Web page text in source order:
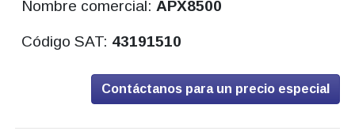
Nombre comercial: APX8500
Código SAT: 43191510
Contáctanos para un precio especial